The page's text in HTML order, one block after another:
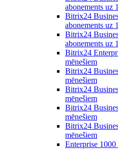
abonements uz
Bitrix24
abonements uz
Bitrix24
abonements uz
Bitrix24
mēnešiem
Bitrix24
mēnešiem
Bitrix24
mēnešiem
Bitrix24
mēnešiem
Bitrix24
mēnešiem
Enterprise 1000